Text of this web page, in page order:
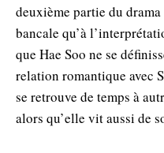
deuxième partie du
bancale qu’à
que Hae Soo ne se
relation romantique avec
se retrouve de temps à
alors qu’elle vit aussi de